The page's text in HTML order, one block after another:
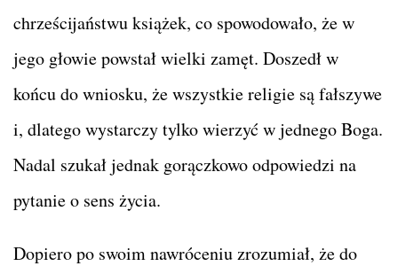
chrześcijaństwu książek, co spowodowało, że w
jego głowie powstał wielki zamęt. Doszedł w
końcu do wniosku, że wszystkie religie są fałszywe
i, dlatego wystarczy tylko wierzyć w jednego Boga.
Nadal szukał jednak gorączkowo odpowiedzi na
pytanie o sens życia.
Dopiero po swoim nawróceniu zrozumiał, że do